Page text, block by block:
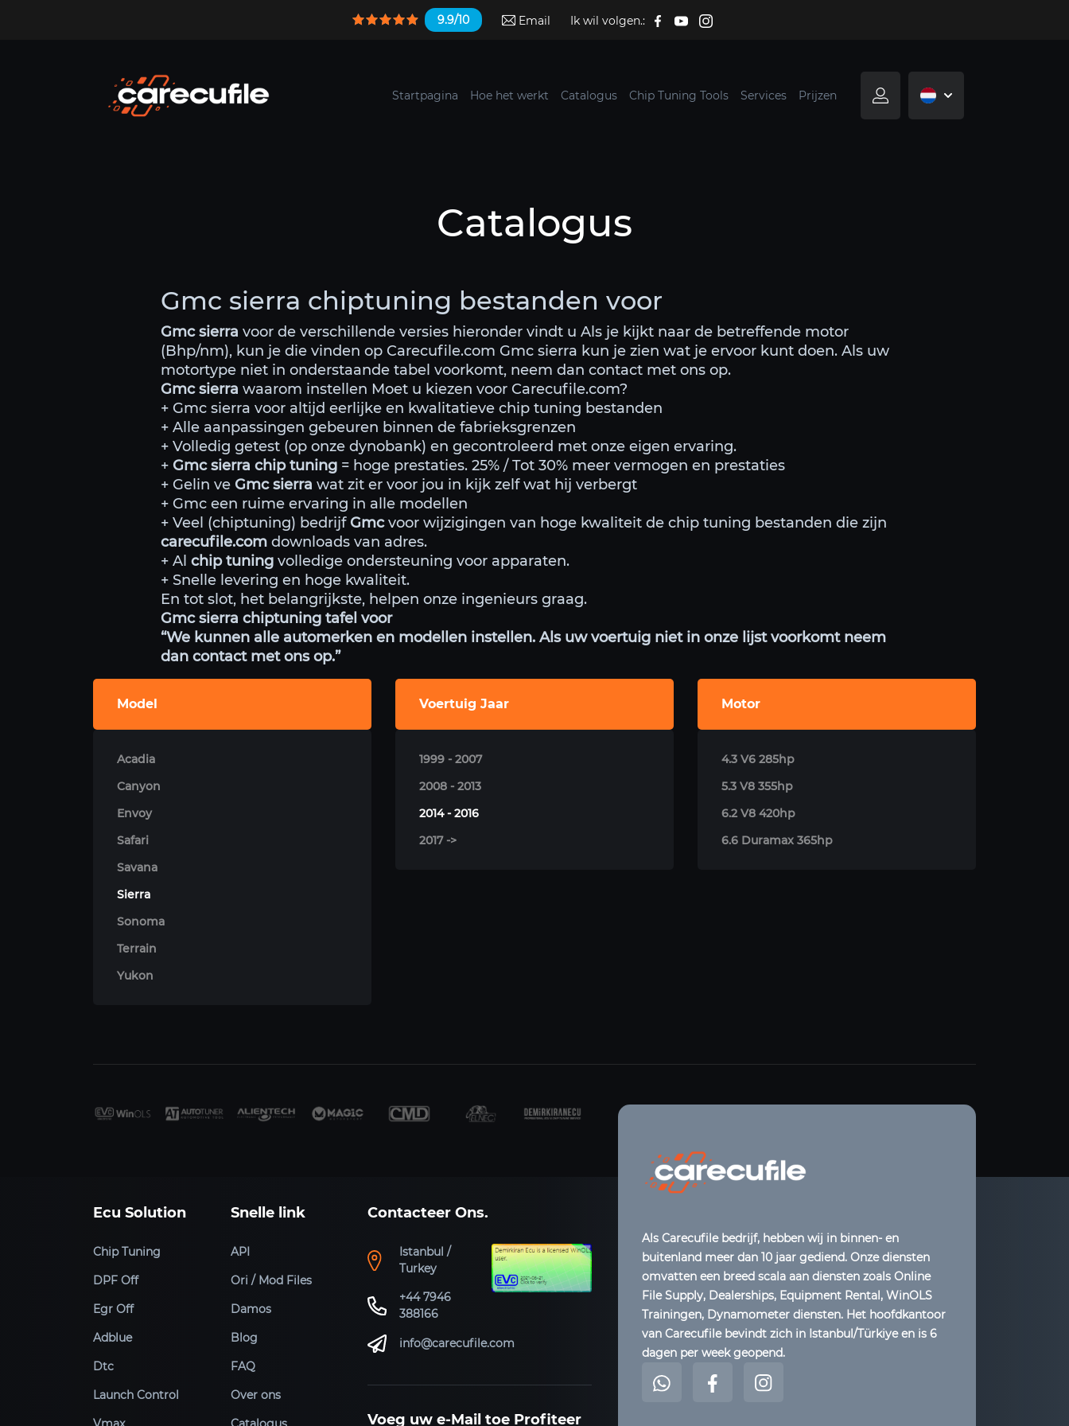
9.9/10 Email Ik wil volgen.:
Startpagina Hoe het werkt Catalogus Chip Tuning Tools Services Prijzen
Catalogus
Gmc sierra chiptuning bestanden voor
Gmc sierra voor de verschillende versies hieronder vindt u Als je kijkt naar de betreffende motor
(Bhp/nm), kun je die vinden op Carecufile.com Gmc sierra kun je zien wat je ervoor kunt doen. Als uw
motortype niet in onderstaande tabel voorkomt, neem dan contact met ons op.
Gmc sierra waarom instellen Moet u kiezen voor Carecufile.com?
+ Gmc sierra voor altijd eerlijke en kwalitatieve chip tuning bestanden
+ Alle aanpassingen gebeuren binnen de fabrieksgrenzen
+ Volledig getest (op onze dynobank) en gecontroleerd met onze eigen ervaring.
+ Gmc sierra chip tuning = hoge prestaties. 25% / Tot 30% meer vermogen en prestaties
+ Gelin ve Gmc sierra wat zit er voor jou in kijk zelf wat hij verbergt
+ Gmc een ruime ervaring in alle modellen
+ Veel (chiptuning) bedrijf Gmcvoor wijzigingen van hoge kwaliteit de chip tuning bestanden die zijn
carecufile.com downloads van adres.
+ Al chip tuning volledige ondersteuning voor apparaten.
+ Snelle levering en hoge kwaliteit.
En tot slot, het belangrijkste, helpen onze ingenieurs graag.
Gmc sierra chiptuning tafel voor
“We kunnen alle automerken en modellen instellen. Als uw voertuig niet in onze lijst voorkomt neem
dan contact met ons op.”
Model
Acadia
Canyon
Envoy
Safari
Savana
Sierra
Sonoma
Terrain
Yukon
Voertuig Jaar
1999 - 2007
2008 - 2013
2014 - 2016
2017 ->
Motor
4.3 V6 285hp
5.3 V8 355hp
6.2 V8 420hp
6.6 Duramax 365hp
Ecu Solution
Chip Tuning
DPF Off
Egr Off
Adblue
Dtc
Launch Control
Snelle link
API
Ori / Mod Files
Damos
Blog
FAQ
Over ons
Contacteer Ons.
Istanbul /
Turkey
+44 7946
388166
info@carecufile.com
Voeg uw e-Mail toe Profiteer
Als Carecufile bedrijf, hebben wij in binnen- en
buitenland meer dan 10 jaar gediend. Onze diensten
omvatten een breed scala aan diensten zoals Online
File Supply, Dealerships, Equipment Rental, WinOLS
Trainingen, Dynamometer diensten. Het hoofdkantoor
van Carecufile bevindt zich in Istanbul/Türkiye en is 6
dagen per week geopend.